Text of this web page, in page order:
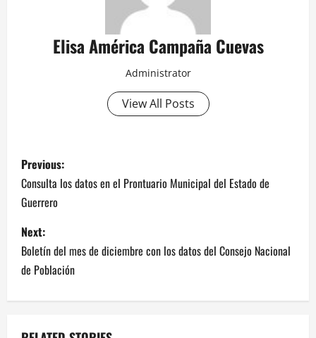
Elisa América Campaña Cuevas
Administrator
View All Posts
P
o
s
t
n
a
Previous:
Consulta los datos en el Prontuario Municipal del Estado de
Guerrero
Next:
Boletín del mes de diciembre con los datos del Consejo Nacional
de Población